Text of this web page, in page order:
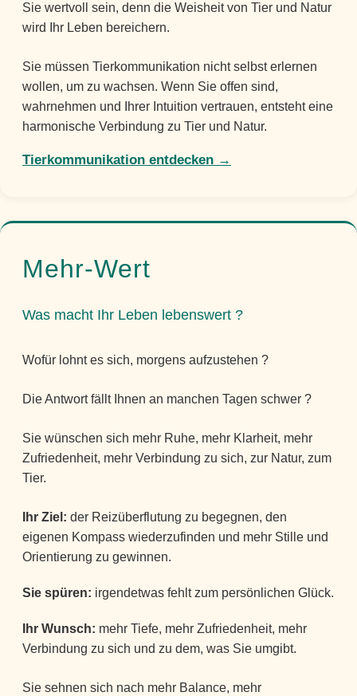
Sie wertvoll sein, denn die Weisheit von Tier und Natur
wird Ihr Leben bereichern.
Sie müssen Tierkommunikation nicht selbst erlernen
wollen, um zu wachsen. Wenn Sie offen sind,
wahrnehmen und Ihrer Intuition vertrauen, entsteht eine
harmonische Verbindung zu Tier und Natur.
Tierkommunikation entdecken →
Mehr-Wert
Was macht Ihr Leben lebenswert ?
Wofür lohnt es sich, morgens aufzustehen ?
Die Antwort fällt Ihnen an manchen Tagen schwer ?
Sie wünschen sich mehr Ruhe, mehr Klarheit, mehr
Zufriedenheit, mehr Verbindung zu sich, zur Natur, zum
Tier.
Ihr Ziel: der Reizüberflutung zu begegnen, den
eigenen Kompass wiederzufinden und mehr Stille und
Orientierung zu gewinnen.
Sie spüren: irgendetwas fehlt zum persönlichen Glück.
Ihr Wunsch: mehr Tiefe, mehr Zufriedenheit, mehr
Verbindung zu sich und zu dem, was Sie umgibt.
Sie sehnen sich nach mehr Balance, mehr